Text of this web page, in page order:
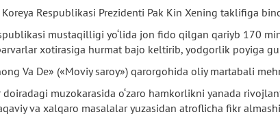
Respublikasi Prezidenti Pak Kin Xening taklifiga
mustaqilligi yo‘lida jon fido qilgan qariyb 170
xotirasiga hurmat bajo keltirib, yodgorlik poyiga
Va De» («Moviy saroy») qarorgohida oliy martabali
muzokarasida o‘zaro hamkorlikni yanada
va xalqaro masalalar yuzasidan atroflicha fikr